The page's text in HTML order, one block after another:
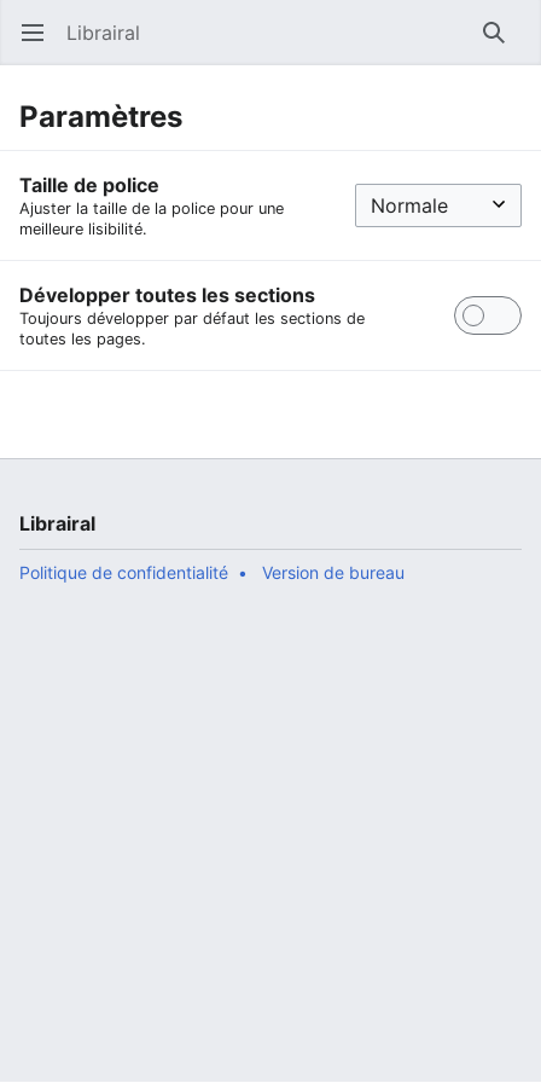
Ouvrir le menu principal Librairal
Paramètres
Taille de police
Ajuster la taille de la police pour une
meilleure lisibilité.
Développer toutes les sections
Toujours développer par défaut les sections de
toutes les pages.
Librairal
Politique de confidentialité Version de bureau